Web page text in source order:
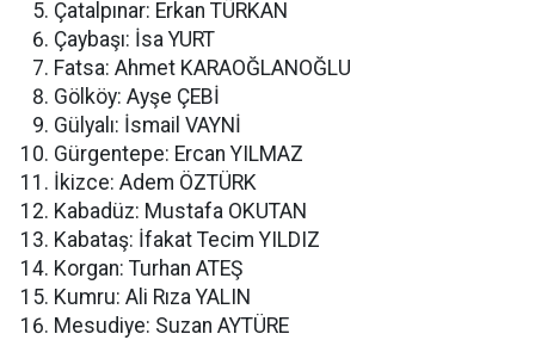
Çatalpınar: Erkan TÜRKAN
Çaybaşı: İsa YURT
Fatsa: Ahmet KARAOĞLANOĞLU
Gölköy: Ayşe ÇEBİ
Gülyalı: İsmail VAYNİ
Gürgentepe: Ercan YILMAZ
İkizce: Adem ÖZTÜRK
Kabadüz: Mustafa OKUTAN
Kabataş: İfakat Tecim YILDIZ
Korgan: Turhan ATEŞ
Kumru: Ali Rıza YALIN
Mesudiye: Suzan AYTÜRE